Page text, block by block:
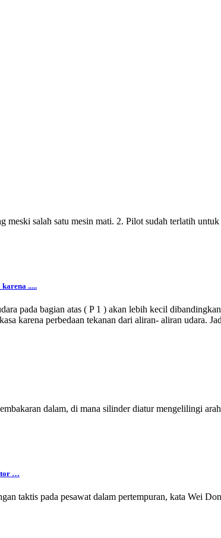
meski salah satu mesin mati. 2. Pilot sudah terlatih
karena .....
pada bagian atas ( P 1 ) akan lebih kecil
karena perbedaan tekanan dari aliran- aliran udara.
dalam, di mana silinder diatur mengelilingi
…
taktis pada pesawat dalam pertempuran, kata Wei